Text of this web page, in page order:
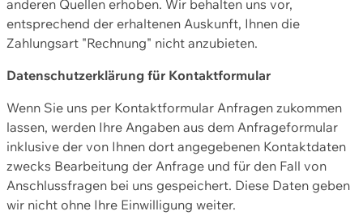
anderen Quellen erhoben. Wir behalten uns vor,
entsprechend der erhaltenen Auskunft, Ihnen die
Zahlungsart "Rechnung" nicht anzubieten.
Datenschutzerklärung für Kontaktformular
Wenn Sie uns per Kontaktformular Anfragen zukommen
lassen, werden Ihre Angaben aus dem Anfrageformular
inklusive der von Ihnen dort angegebenen Kontaktdaten
zwecks Bearbeitung der Anfrage und für den Fall von
Anschlussfragen bei uns gespeichert. Diese Daten geben
wir nicht ohne Ihre Einwilligung weiter.